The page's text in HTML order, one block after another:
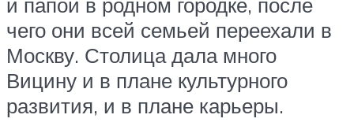
чего они всей семьей переехали в
Москву. Столица дала много
Вицину и в плане культурного
развития, и в плане карьеры.